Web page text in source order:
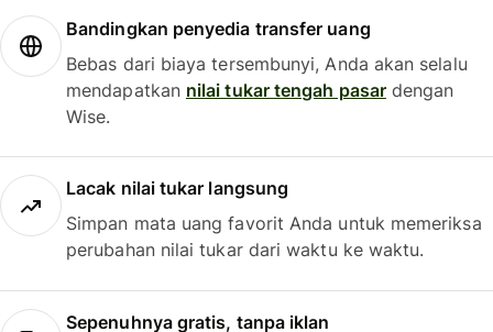
Bandingkan penyedia transfer uang
Bebas dari biaya tersembunyi, Anda akan selalu
mendapatkan nilai tukar tengah pasardengan
Wise.
Lacak nilai tukar langsung
Simpan mata uang favorit Anda untuk memeriksa
perubahan nilai tukar dari waktu ke waktu.
Sepenuhnya gratis, tanpa iklan